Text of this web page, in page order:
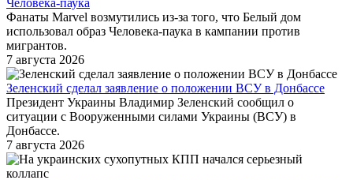
Человека-паука
Фанаты Marvel возмутились из-за того, что Белый дом
использовал образ Человека-паука в кампании против
мигрантов.
7 августа 2026
Зеленский сделал заявление о положении ВСУ в Донбассе
Президент Украины Владимир Зеленский сообщил о
ситуации с Вооруженными силами Украины (ВСУ) в
Донбассе.
7 августа 2026